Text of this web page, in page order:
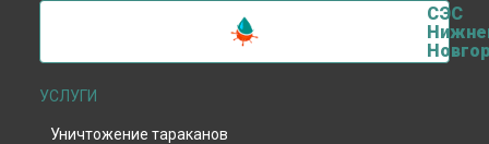
СЭС
УСЛУГИ
Уничтожение тараканов